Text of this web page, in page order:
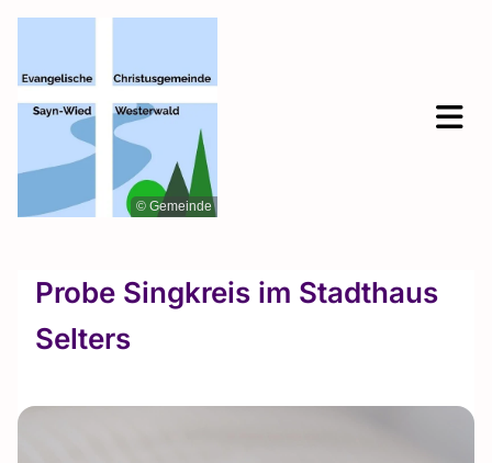
© Gemeinde
Probe Singkreis im Stadthaus
Selters